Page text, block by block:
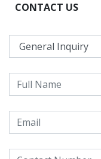
CONTACT US